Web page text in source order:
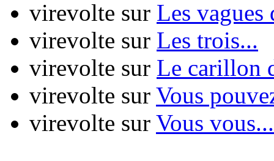
virevolte sur Les vagues
virevolte sur Les trois...
virevolte sur Le carillon
virevolte sur Vous
virevolte sur Vous vous...